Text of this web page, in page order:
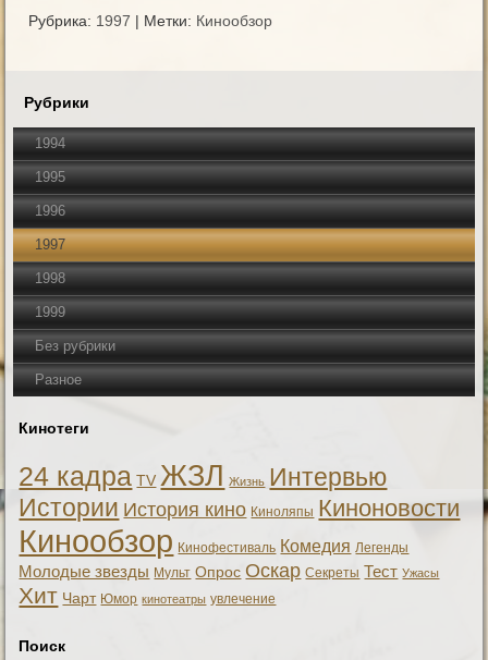
Рубрика: 1997 | Метки: Кинообзор
Рубрики
1994
1995
1996
1997
1998
1999
Без рубрики
Разное
Кинотеги
24 кадра TV ЖЗЛ Жизнь Интервью
Истории История кино Киноляпы Киноновости
Кинообзор Кинофестиваль Комедия Легенды
Молодые звезды Мульт Опрос Оскар Секреты Тест Ужасы
Хит Чарт Юмор кинотеатры увлечение
Поиск